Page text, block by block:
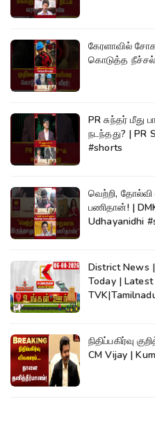
கேரளாவில்
கொடுத்த நீச்சல்
PR சுந்தர் மீது
நடந்தது? | PR
#shorts
வெற்றி,
பணிதான்! |
Udhayanidhi
District News
Today |
நிதிப்பகிர்வு
CM Vijay |